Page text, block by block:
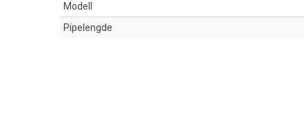
Modell
Pipelengde